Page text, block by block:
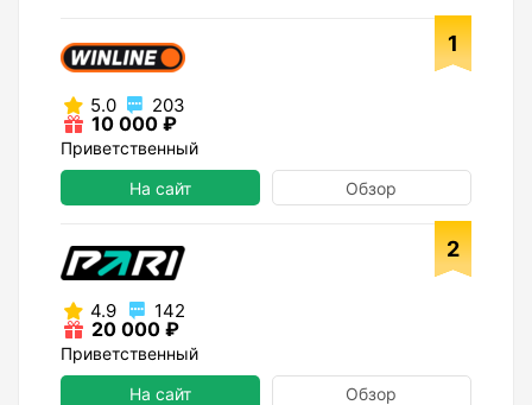
1
5.0 203
10 000 ₽
Приветственный
На сайт
Обзор
2
4.9 142
20 000 ₽
Приветственный
На сайт
Обзор